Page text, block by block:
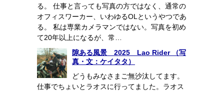
る。 仕事と言っても写真の方ではなく、通常の
オフィスワーカー、いわゆるOLというやつであ
る。 私は専業カメラマンではない。写真を初め
て20年以上になるが、常…
隙ある風景 2025 Lao Rider （写
真・文：ケイタタ）
どうもみなさまご無沙汰してます。
仕事でちょいとラオスに行ってました。ラオス